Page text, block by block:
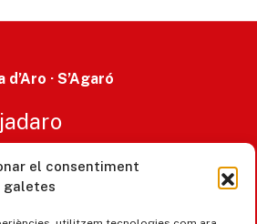
el consentiment
galetes
· S’Agaró